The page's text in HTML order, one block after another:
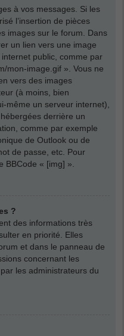
à vos messages. Si les
l’insertion de pièces
images sur le forum. Dans
un lien vers une image
public, comme par
mon-image.gif ». Vous ne
vers des images
(à moins, bien
même un serveur internet),
derrière un
comme par exemple
de Outlook ou de
de passe, etc. Pour
BBCode « [img] ».
?
des informations très
en priorité. Elles
et dans le panneau de
concernant les
les administrateurs du